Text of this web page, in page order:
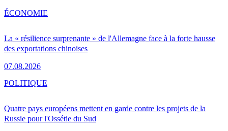
La « résilience surprenante » de l'Allemagne face à la forte hausse
des exportations chinoises
07.08.2026
ÉCONOMIE
Quatre pays européens mettent en garde contre les projets de la
Russie pour l'Ossétie du Sud
POLITIQUE